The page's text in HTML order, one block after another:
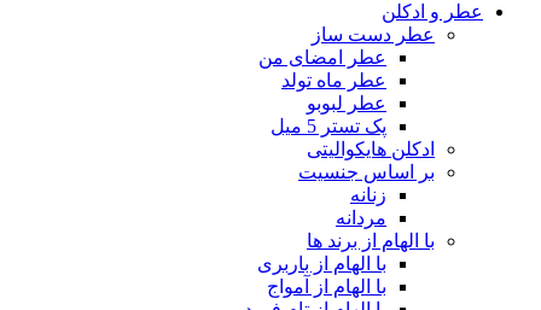
عطر و ادکلن
عطر دست ساز
عطر امضای من
عطر ماه تولد
عطر لبوبو
پک تستر 5 میل
ادکلن هایکوالیتی
بر اساس جنسیت
زنانه
مردانه
با الهام از برند ها
با الهام از باربری
با الهام از آمواج